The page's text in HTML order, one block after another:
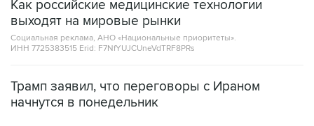
Как российские медицинские технологии
выходят на мировые рынки
Социальная реклама, АНО «Национальные приоритеты».
ИНН 7725383515 Erid: F7NfYUJCUneVdTRF8PRs
Трамп заявил, что переговоры с Ираном
начнутся в понедельник